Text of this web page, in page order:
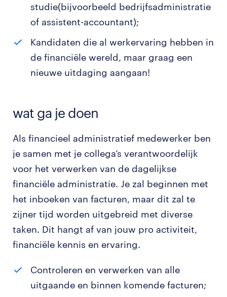
studie(bijvoorbeeld bedrijfsadministratie
of assistent-accountant);
Kandidaten die al werkervaring hebben in
de financiële wereld, maar graag een
nieuwe uitdaging aangaan!
wat ga je doen
Als financieel administratief medewerker ben
je samen met je collega’s verantwoordelijk
voor het verwerken van de dagelijkse
financiële administratie. Je zal beginnen met
het inboeken van facturen, maar dit zal te
zijner tijd worden uitgebreid met diverse
taken. Dit hangt af van jouw pro activiteit,
financiële kennis en ervaring.
Controleren en verwerken van alle
uitgaande en binnen komende facturen;